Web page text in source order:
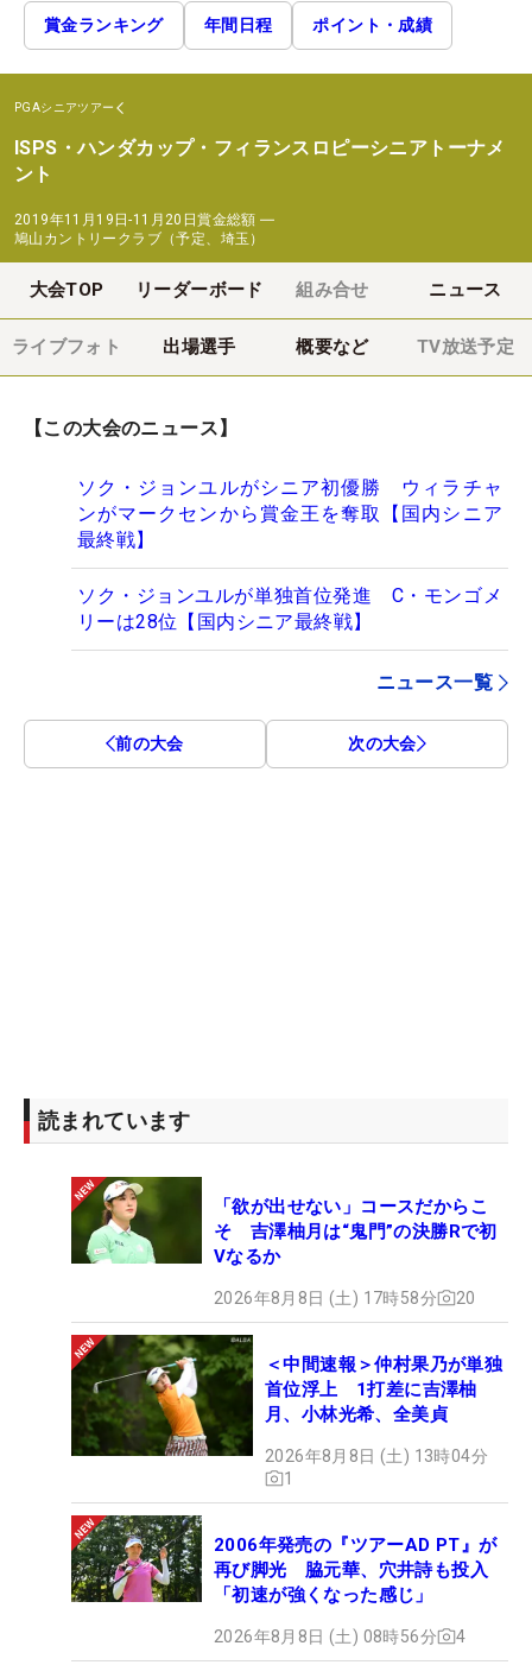
賞金ランキング 年間日程 ポイント・成績
PGAシニアツアー
ISPS・ハンダカップ・フィランスロピーシニアトーナメ
ント
2019年11月19日-11月20日賞金総額 ―
鳩山カントリークラブ（予定、埼玉）
大会TOP リーダーボード 組み合せ ニュース
ライブフォト 出場選手 概要など TV放送予定
【この大会のニュース】
ソク・ジョンユルがシニア初優勝 ウィラチャ
ンがマークセンから賞金王を奪取【国内シニア
最終戦】
ソク・ジョンユルが単独首位発進 C・モンゴメ
リーは28位【国内シニア最終戦】
ニュース一覧
前の大会 次の大会
読まれています
「欲が出せない」コースだからこ
そ 吉澤柚月は“鬼門”の決勝Rで初
Vなるか
2026年8月8日 (土) 17時58分 20
＜中間速報＞仲村果乃が単独
首位浮上 1打差に吉澤柚
月、小林光希、全美貞
2026年8月8日 (土) 13時04分
1
2006年発売の『ツアーAD PT』が
再び脚光 脇元華、穴井詩も投入
「初速が強くなった感じ」
2026年8月8日 (土) 08時56分 4